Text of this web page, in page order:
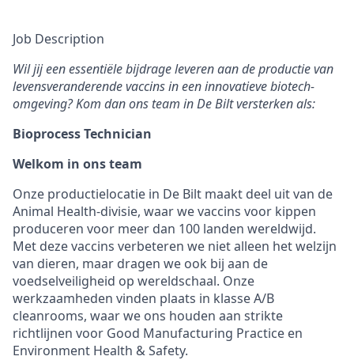
Job Description
Wil jij een essentiële bijdrage leveren aan de productie van
levensveranderende vaccins in een innovatieve biotech-
omgeving? Kom dan ons team in De Bilt versterken als:
Bioprocess Technician
Welkom in ons team
Onze productielocatie in De Bilt maakt deel uit van de
Animal Health-divisie, waar we vaccins voor kippen
produceren voor meer dan 100 landen wereldwijd.
Met deze vaccins verbeteren we niet alleen het welzijn
van dieren, maar dragen we ook bij aan de
voedselveiligheid op wereldschaal. Onze
werkzaamheden vinden plaats in klasse A/B
cleanrooms, waar we ons houden aan strikte
richtlijnen voor Good Manufacturing Practice en
Environment Health & Safety.